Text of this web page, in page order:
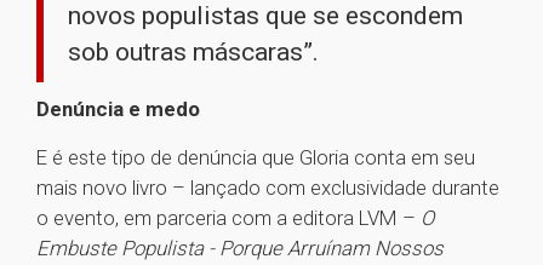
novos populistas que se escondem
sob outras máscaras”.
Denúncia e medo
E é este tipo de denúncia que Gloria conta em seu
mais novo livro – lançado com exclusividade durante
o evento, em parceria com a editora LVM – O
Embuste Populista - Porque Arruínam Nossos